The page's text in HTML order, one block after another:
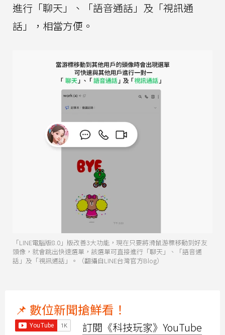
進行「聊天」、「語音通話」及「視訊通
話」，相當方便。
「LINE電腦版8.0」版改善3大功能，現在只要將滑鼠游標移動到好友
頭像，就會跳出快速選單，該選單可直接進行「聊天」、「語音通
話」及「視訊通話」。（翻攝自LINE台灣官方Blog）
📌 數位新聞搶鮮看！
訂閱《科技玩家》YouTube